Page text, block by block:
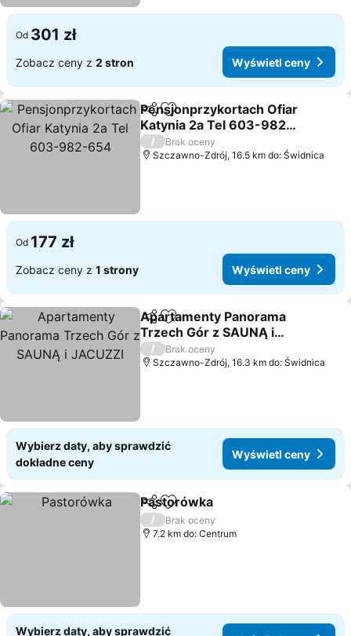
Od 301 zł
Zobacz ceny z 2 stron Wyświetl ceny
Udostępnij
Dodaj do ulubionych
Pensjonprzykortach Ofiar
Katynia 2a Tel 603-982-
654
Wyświetl ceny
/
Brak oceny
Szczawno-Zdrój, 16.5 km do: Świdnica
Od 177 zł
Zobacz ceny z 1 strony Wyświetl ceny
Udostępnij
Dodaj do ulubionych
Apartamenty Panorama
Trzech Gór z SAUNĄ i
JACUZZI
Wyświetl ceny
/
Brak oceny
Szczawno-Zdrój, 16.3 km do: Świdnica
Wybierz daty, aby sprawdzić
dokładne ceny
Wyświetl ceny
Udostępnij
Dodaj do ulubionych
Pastorówka
/
Brak oceny
7.2 km do: Centrum
Wybierz daty, aby sprawdzić